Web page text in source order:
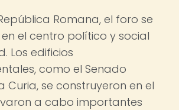
Romana, el foro se
el centro político y social
Los edificios
como el Senado
Curia, se construyeron en el
a cabo importantes